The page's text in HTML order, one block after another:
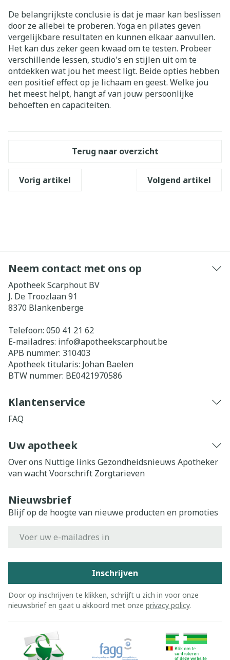
De belangrijkste conclusie is dat je maar kan beslissen
door ze allebei te proberen. Yoga en pilates geven
vergelijkbare resultaten en kunnen elkaar aanvullen.
Het kan dus zeker geen kwaad om te testen. Probeer
verschillende lessen, studio's en stijlen uit om te
ontdekken wat jou het meest ligt. Beide opties hebben
een positief effect op je lichaam en geest. Welke jou
het meest helpt, hangt af van jouw persoonlijke
behoeften en capaciteiten.
Terug naar overzicht
Vorig artikel Volgend artikel
Neem contact met ons op
Apotheek Scarphout BV
J. De Troozlaan 91
8370 Blankenberge
Telefoon: 050 41 21 62
E-mailadres: info@apotheekscarphout.be
APB nummer: 310403
Apotheek titularis: Johan Baelen
BTW nummer: BE0421970586
Klantenservice
FAQ
Uw apotheek
Over ons Nuttige links Gezondheidsnieuws Apotheker
van wachtVoorschrift Zorgtarieven
Nieuwsbrief
Blijf op de hoogte van nieuwe producten en promoties
Inschrijven
Door op inschrijven te klikken, schrijft u zich in voor onze
nieuwsbrief en gaat u akkoord met onze privacy policy.